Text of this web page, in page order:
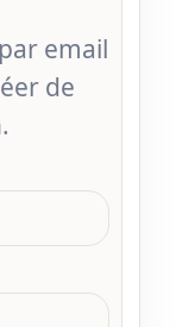
email
de